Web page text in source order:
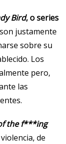
Bird, o series
justamente
sobre su
Los
pero,
las
the f***ing
de